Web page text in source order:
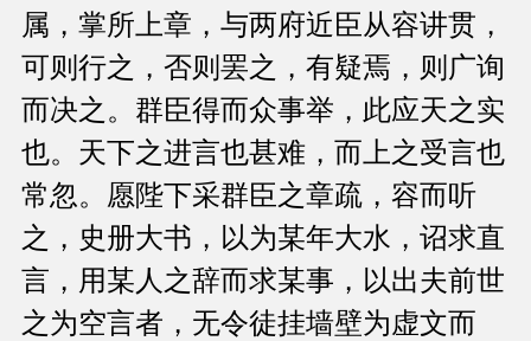
属，掌所上章，与两府近臣从容讲贯，
可则行之，否则罢之，有疑焉，则广询
而决之。群臣得而众事举，此应天之实
也。天下之进言也甚难，而上之受言也
常忽。愿陛下采群臣之章疏，容而听
之，史册大书，以为某年大水，诏求直
言，用某人之辞而求某事，以出夫前世
之为空言者，无令徒挂墙壁为虚文而